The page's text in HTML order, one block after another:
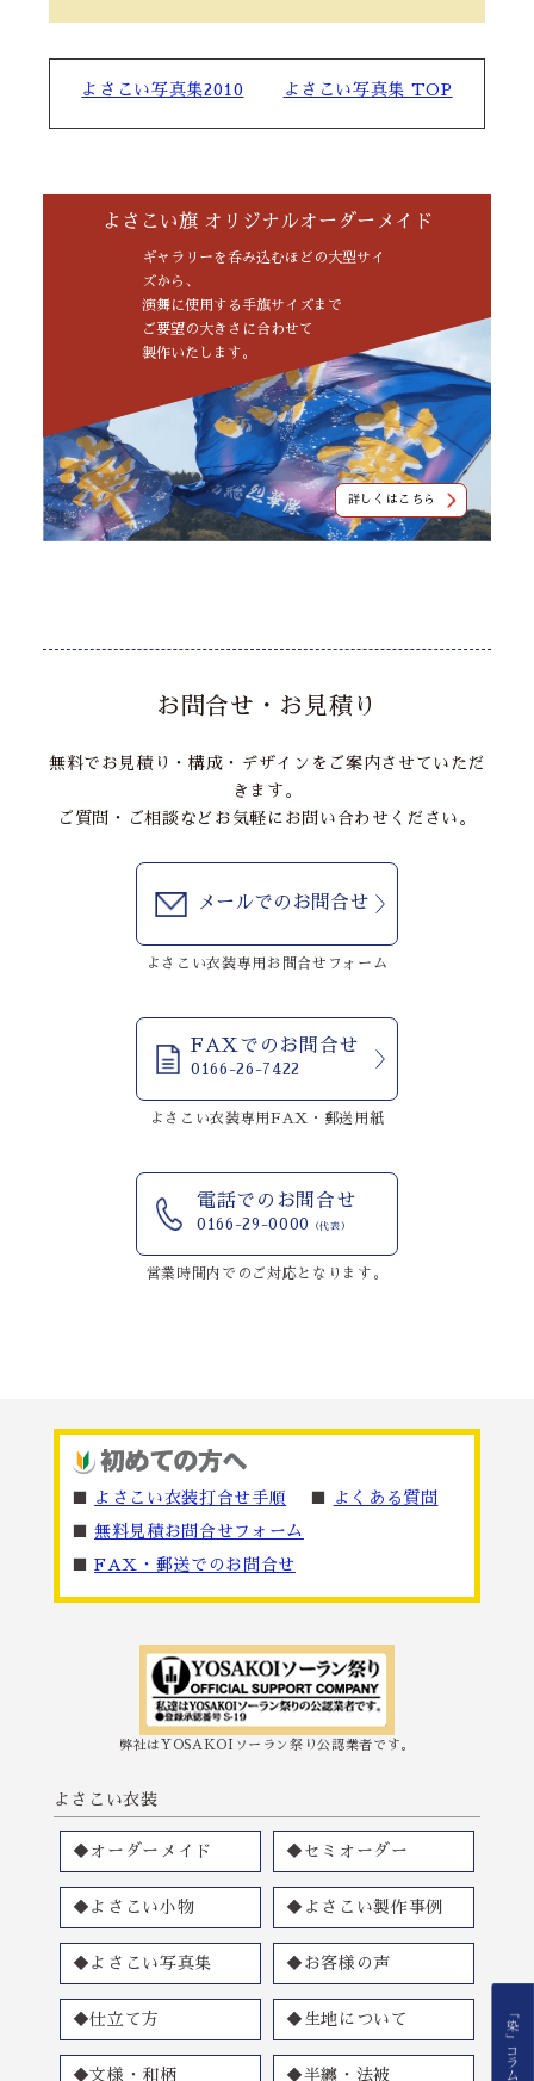
よさこい写真集2010 よさこい写真集 TOP
よさこい旗 オリジナルオーダーメイド
ギャラリーを呑み込むほどの大型サイ
ズから、
演舞に使用する手旗サイズまで
ご要望の大きさに合わせて
製作いたします。
詳しくはこちら
お問合せ・お見積り
無料でお見積り・構成・デザインをご案内させていただ
きます。
ご質問・ご相談などお気軽にお問い合わせください。
メールでのお問合せ
よさこい衣装専用お問合せフォーム
FAXでのお問合せ
0166-26-7422
よさこい衣装専用FAX・郵送用紙
電話でのお問合せ
0166-29-0000 （代表）
営業時間内でのご対応となります。
よさこい衣装打合せ手順
よくある質問
■無料見積お問合せフォーム
■FAX・郵送でのお問合せ
弊社はYOSAKOIソーラン祭り公認業者です。
よさこい衣装
◆オーダーメイド ◆セミオーダー
◆よさこい小物 ◆よさこい製作事例
◆よさこい写真集 ◆お客様の声
◆仕立て方 ◆生地について
◆文様・和柄 ◆半纏・法被